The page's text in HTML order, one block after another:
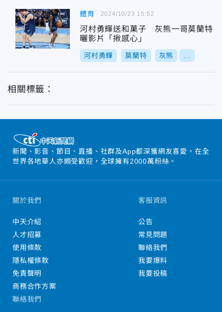
體育
河村勇輝送和菓子 灰熊一哥莫蘭特
曬影片「揪感心」
河村勇輝 莫蘭特 灰熊
2024/10/23 15:52
相關標籤：
新聞、影音、節目、直播、社群及App都深獲網友喜愛，在全
世界各地華人亦頗受歡迎，全球擁有2000萬粉絲。
關於我們
中天介紹
人才招募
使用條款
隱私權條款
免責聲明
商務合作方案
客服資訊
公告
常見問題
聯絡我們
我要爆料
我要投稿
聯絡我們